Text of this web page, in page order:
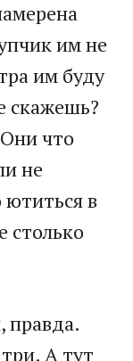
им не
им буду
скажешь?
что
не
в
столько
правда.
А тут